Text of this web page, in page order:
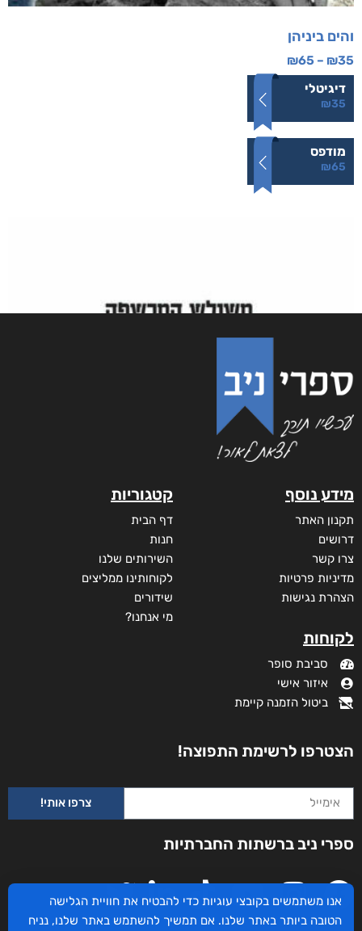
והים ביניהן
₪35
–
₪65
דיגיטלי
₪35
מודפס
₪65
משולש המכשפה
דורג
5.00
₪40
–
₪73
₪40
מידע נוסף
תקנון האתר
דרושים
צרו קשר
מדיניות פרטיות
הצהרת נגישות
לקוחות
סביבת סופר
איזור אישי
ביטול הזמנה קיימת
קטגוריות
דף הבית
חנות
השירותים שלנו
לקוחותינו ממליצים
שידורים
מי אנחנו?
הצטרפו לרשימת התפוצה!
צרפו אותי!
ספרי ניב ברשתות החברתיות
אנו משתמשים בקובצי עוגיות כדי להבטיח את חוויית הגלישה
הטובה ביותר באתר שלנו. אם תמשיך להשתמש באתר שלנו, נניח